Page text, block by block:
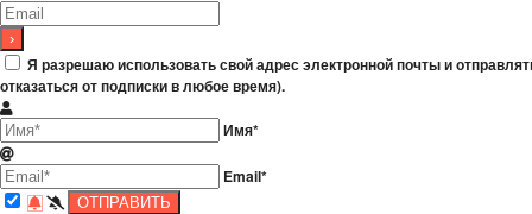
Я разрешаю использовать свой адрес электронной почты и
отказаться от подписки в любое время).
Имя*
Email*